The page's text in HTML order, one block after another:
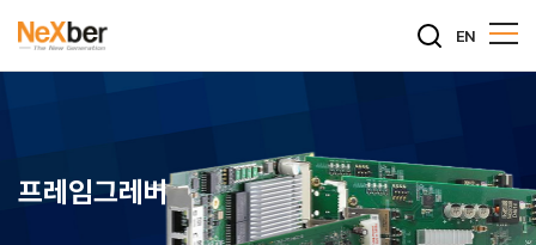
EN
프레임그레버